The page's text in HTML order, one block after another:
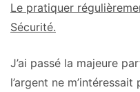
Le pratiquer
Sécurité.
J’ai passé la majeure
l’argent ne